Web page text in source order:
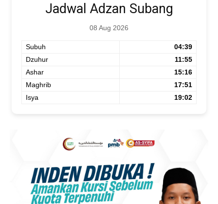
Jadwal Adzan Subang
08 Aug 2026
Subuh
04:39
Dzuhur
11:55
Ashar
15:16
Maghrib
17:51
Isya
19:02